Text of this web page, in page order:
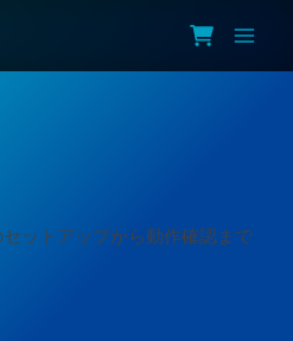
ットアップから動作確認まで